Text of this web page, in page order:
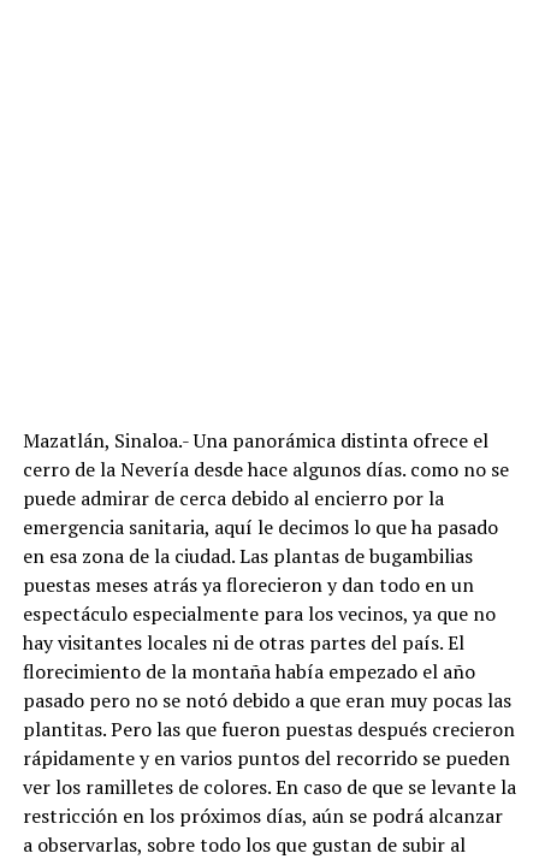
Mazatlán, Sinaloa.- Una panorámica distinta ofrece el
cerro de la Nevería desde hace algunos días. como no se
puede admirar de cerca debido al encierro por la
emergencia sanitaria, aquí le decimos lo que ha pasado
en esa zona de la ciudad. Las plantas de bugambilias
puestas meses atrás ya florecieron y dan todo en un
espectáculo especialmente para los vecinos, ya que no
hay visitantes locales ni de otras partes del país. El
florecimiento de la montaña había empezado el año
pasado pero no se notó debido a que eran muy pocas las
plantitas. Pero las que fueron puestas después crecieron
rápidamente y en varios puntos del recorrido se pueden
ver los ramilletes de colores. En caso de que se levante la
restricción en los próximos días, aún se podrá alcanzar
a observarlas, sobre todo los que gustan de subir al